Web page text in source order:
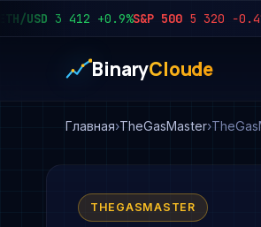
3 412 +0.9%S&P 500 5 320 −0.4%
BinaryCloude
Главная TheGasMaster
THEGASMASTER